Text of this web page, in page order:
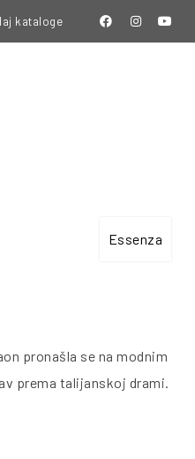
kataloge
Essenza
pronašla se na modnim
prema talijanskoj drami.